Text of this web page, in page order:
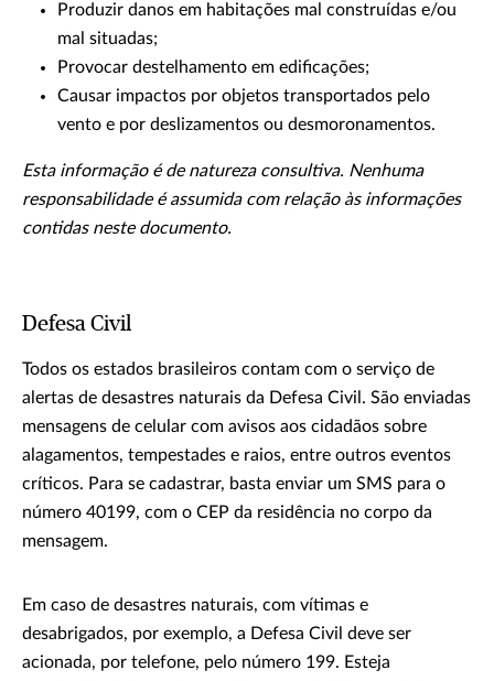
Produzir danos em habitações mal construídas e/ou
mal situadas;
Provocar destelhamento em edificações;
Causar impactos por objetos transportados pelo
vento e por deslizamentos ou desmoronamentos.
Esta informação é de natureza consultiva. Nenhuma
responsabilidade é assumida com relação às informações
contidas neste documento.
Defesa Civil
Todos os estados brasileiros contam com o serviço de
alertas de desastres naturais da Defesa Civil. São enviadas
mensagens de celular com avisos aos cidadãos sobre
alagamentos, tempestades e raios, entre outros eventos
críticos. Para se cadastrar, basta enviar um SMS para o
número 40199, com o CEP da residência no corpo da
mensagem.
Em caso de desastres naturais, com vítimas e
desabrigados, por exemplo, a Defesa Civil deve ser
acionada, por telefone, pelo número 199. Esteja